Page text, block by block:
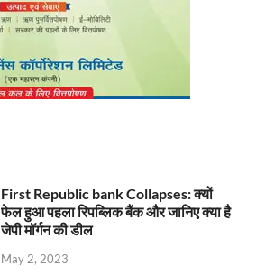
First Republic bank Collapses: क्यों
फेल हुआ पहला रिपब्लिक बैंक और जानिए क्या है
जेपी मॉर्गन की डील
May 2, 2023